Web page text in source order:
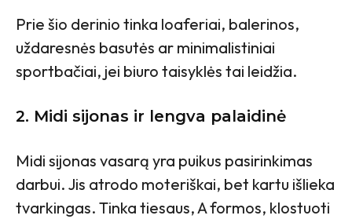
Prie šio derinio tinka loaferiai, balerinos,
uždaresnės basutės ar minimalistiniai
sportbačiai, jei biuro taisyklės tai leidžia.
2. Midi sijonas ir lengva palaidinė
Midi sijonas vasarą yra puikus pasirinkimas
darbui. Jis atrodo moteriškai, bet kartu išlieka
tvarkingas. Tinka tiesaus, A formos, klostuoti